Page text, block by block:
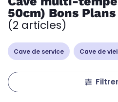
50cm) Bons Plans
(2 articles)
Cave de service Cave de
Filtrer